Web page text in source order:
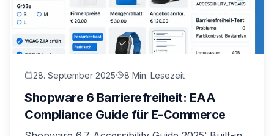
28. September 2025 8 Min. Lesezeit
Shopware 6 Barrierefreiheit: EAA
Compliance Guide für E-Commerce